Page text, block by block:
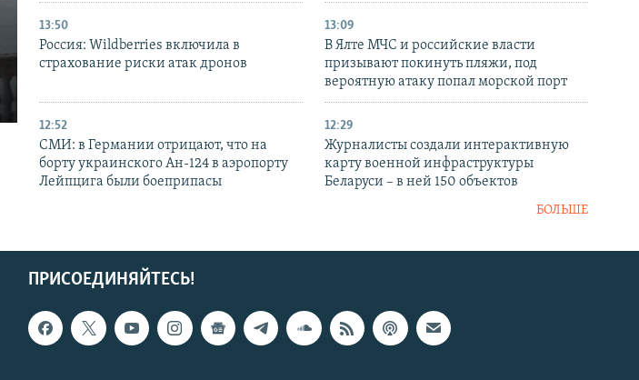
13:50
Россия: Wildberries включила в
страхование риски атак дронов
13:09
В Ялте МЧС и российские власти
призывают покинуть пляжи, под
вероятную атаку попал морской порт
12:52
СМИ: в Германии отрицают, что на
борту украинского Ан-124 в аэропорту
Лейпцига были боеприпасы
12:29
Журналисты создали интерактивную
карту военной инфраструктуры
Беларуси – в ней 150 объектов
БОЛЬШЕ
ПРИСОЕДИНЯЙТЕСЬ!